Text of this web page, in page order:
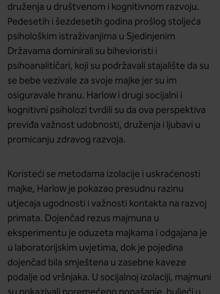
druženja u društvenom i kognitivnom razvoju.
Pedesetih i šezdesetih godina prošlog stoljeća
psihološkim istraživanjima u Sjedinjenim
Državama dominirali su bihevioristi i
psihoanalitičari, koji su podržavali stajalište da su
se bebe vezivale za svoje majke jer su im
osiguravale hranu. Harlow i drugi socijalni i
kognitivni psiholozi tvrdili su da ova perspektiva
previđa važnost udobnosti, druženja i ljubavi u
promicanju zdravog razvoja.
Koristeći se metodama izolacije i uskraćenosti
majke, Harlow je pokazao presudnu razinu
utjecaja ugodnosti i važnosti kontakta na razvoj
primata. Dojenčad rezus majmuna u
eksperimentu je oduzeta majkama i odgajana je
u laboratorijskim uvjetima, dok je pojedina
dojenčad bila smještena u zasebne kaveze
podalje od vršnjaka. U socijalnoj izolaciji, majmuni